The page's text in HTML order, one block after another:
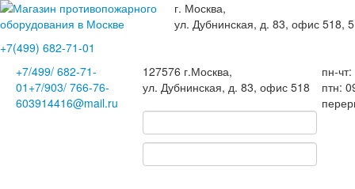
г. Москва,
ул. Дубнинская, д. 83, офис 518,
+7(499) 682-71-01
+7/499/ 682-71-
01 +7/903/ 766-76-
603914416@mail.ru
127576 г.Москва,
ул. Дубнинская, д. 83, офис 518
пн-
птн: